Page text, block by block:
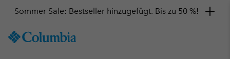
TO
Sommer Sale: Bestseller hinzugefügt. Bis zu 50 %!